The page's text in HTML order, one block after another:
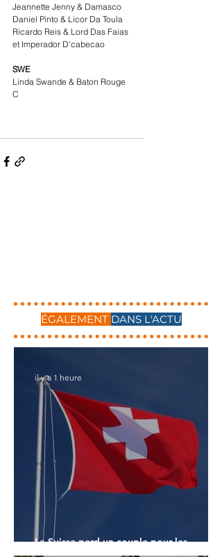
Jeannette Jenny & Damasco
Daniel Pinto & Licor Da Toula
Ricardo Reis & Lord Das Faias
et Imperador D'cabecao
SWE
Linda Swande & Baton Rouge
C
ÉGALEMENT DANS L'ACTU
La Suisse perd un couple pour les
Championnats du Monde
il y a 1 heure